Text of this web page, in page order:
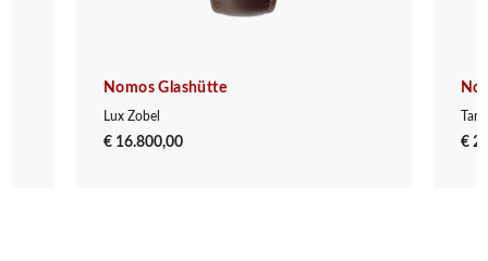
Nomos Glashütte
Lux Zobel
€ 16.800,00 €